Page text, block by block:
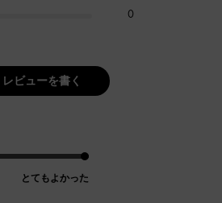
0
レビューを書く
とてもよかった